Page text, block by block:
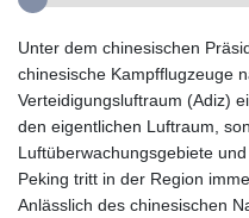
Unter dem chinesischen
chinesische Kampfflugzeuge
Verteidigungsluftraum (Adiz)
den eigentlichen Luftraum,
Luftüberwachungsgebiete
Peking tritt in der Region
Anlässlich des chinesischen